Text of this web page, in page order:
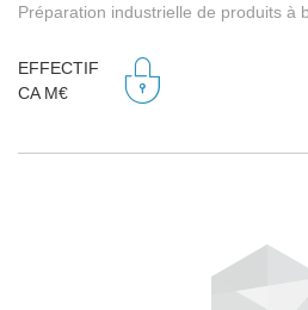
Préparation industrielle de produits à
EFFECTIF
CA M€